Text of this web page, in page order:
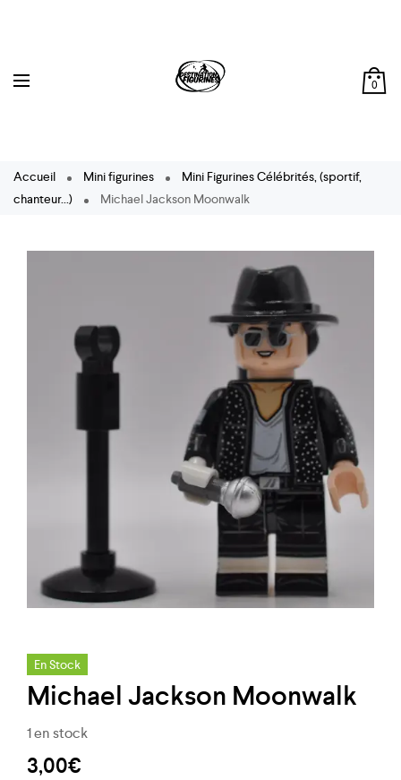
0
Accueil Mini figurines
Mini Figurines Célébrités, (sportif,
chanteur...)
Michael Jackson Moonwalk
En Stock
Michael Jackson Moonwalk
1 en stock
3,00€